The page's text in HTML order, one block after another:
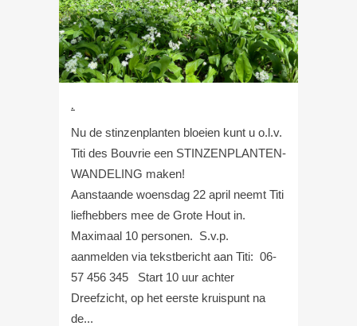
.
Nu de stinzenplanten bloeien kunt u o.l.v.
Titi des Bouvrie een STINZENPLANTEN-
WANDELING maken!
Aanstaande woensdag 22 april neemt Titi
liefhebbers mee de Grote Hout in.
Maximaal 10 personen. S.v.p.
aanmelden via tekstbericht aan Titi: 06-
57 456 345‬ Start 10 uur achter
Dreefzicht, op het eerste kruispunt na
de...